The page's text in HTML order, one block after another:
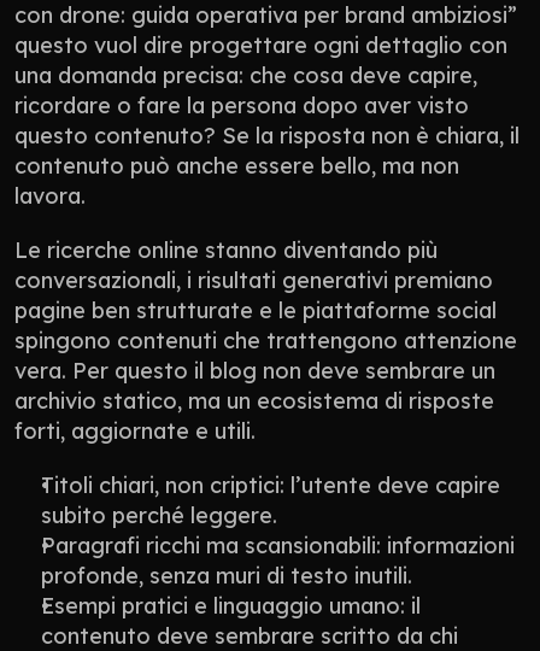
con drone: guida operativa per brand ambiziosi”
questo vuol dire progettare ogni dettaglio con
una domanda precisa: che cosa deve capire,
ricordare o fare la persona dopo aver visto
questo contenuto? Se la risposta non è chiara, il
contenuto può anche essere bello, ma non
lavora.
Le ricerche online stanno diventando più
conversazionali, i risultati generativi premiano
pagine ben strutturate e le piattaforme social
spingono contenuti che trattengono attenzione
vera. Per questo il blog non deve sembrare un
archivio statico, ma un ecosistema di risposte
forti, aggiornate e utili.
Titoli chiari, non criptici: l’utente deve capire
subito perché leggere.
Paragrafi ricchi ma scansionabili: informazioni
profonde, senza muri di testo inutili.
Esempi pratici e linguaggio umano: il
contenuto deve sembrare scritto da chi